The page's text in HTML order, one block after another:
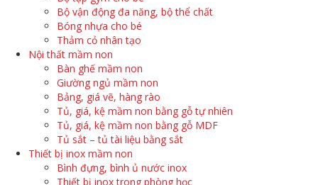
Bộ vận động đa năng, bộ thể chất
Bóng nhựa cho bé
Thảm cỏ nhân tạo
Nội thất mầm non
Bàn ghế mầm non
Giường ngủ mầm non
Bảng, giá vẽ, hàng rào
Tủ, giá, kệ mầm non bằng gỗ tự nhiên
Tủ, giá, kệ mầm non bằng gỗ MDF
Tủ sắt – tủ tài liệu bằng sắt
Thiết bị inox mầm non
Bình đựng, bình ủ nước inox
Thiết bị inox trong phòng học